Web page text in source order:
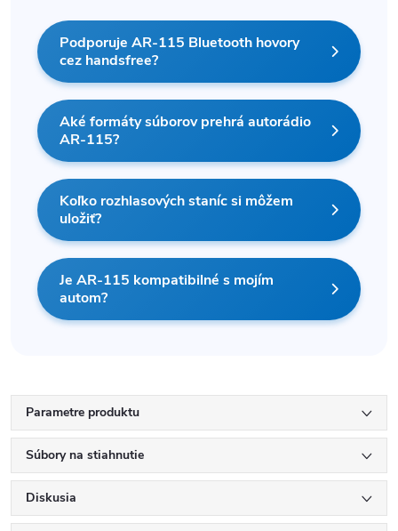
Podporuje AR-115 Bluetooth hovory
cez handsfree?
Aké formáty súborov prehrá autorádio
AR-115?
Koľko rozhlasových staníc si môžem
uložiť?
Je AR-115 kompatibilné s mojím
autom?
Parametre produktu
Súbory na stiahnutie
Diskusia